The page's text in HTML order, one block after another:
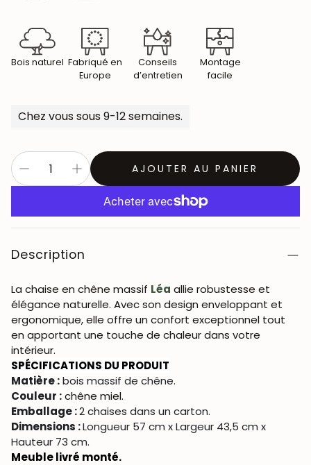
Bois naturel Fabriqué en
Europe
Conseils
d’entretien
Montage
facile
Chez vous sous 9-12 semaines.
AJOUTER AU PANIER
Description
La chaise en chêne massif Léa allie robustesse et
élégance naturelle. Avec son design enveloppant et
ergonomique, elle offre un confort exceptionnel tout
en apportant une touche de chaleur dans votre
intérieur.
SPÉCIFICATIONS DU PRODUIT
Matière :bois massif de chêne.
Couleur :chêne miel.
Emballage :2 chaises dans un carton.
Dimensions :Longueur 57 cm x Largeur 43,5 cm x
Hauteur 73 cm.
Meuble livré monté.